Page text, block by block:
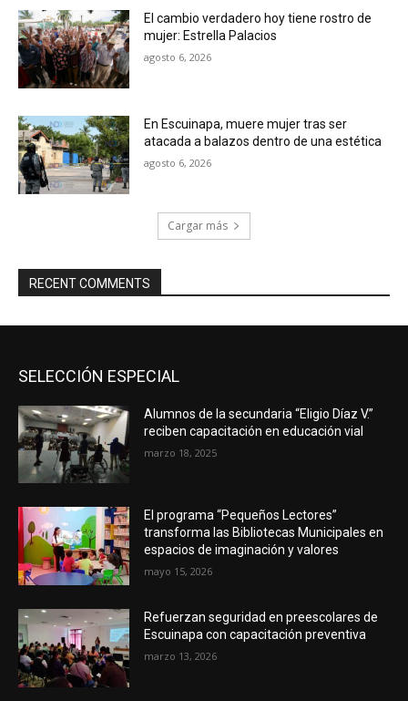
El cambio verdadero hoy tiene rostro de
mujer: Estrella Palacios
agosto 6, 2026
En Escuinapa, muere mujer tras ser
atacada a balazos dentro de una estética
agosto 6, 2026
Cargar más
RECENT COMMENTS
SELECCIÓN ESPECIAL
Alumnos de la secundaria “Eligio Díaz V.”
reciben capacitación en educación vial
marzo 18, 2025
El programa “Pequeños Lectores”
transforma las Bibliotecas Municipales en
espacios de imaginación y valores
mayo 15, 2026
Refuerzan seguridad en preescolares de
Escuinapa con capacitación preventiva
marzo 13, 2026